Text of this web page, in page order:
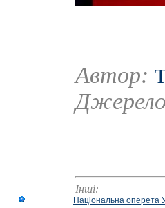
Автор:
Інші:
Національна оперета